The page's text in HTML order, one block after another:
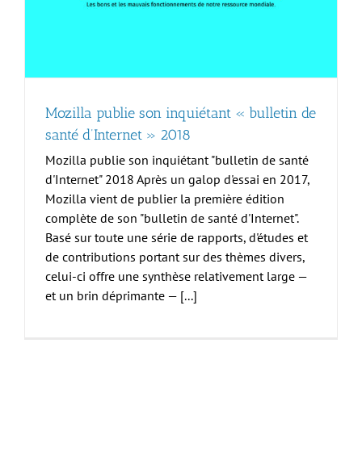
Mozilla publie son inquiétant « bulletin de
santé d’Internet » 2018
Mozilla publie son inquiétant "bulletin de santé
d'Internet" 2018 Après un galop d'essai en 2017,
Mozilla vient de publier la première édition
complète de son "bulletin de santé d'Internet".
Basé sur toute une série de rapports, d'études et
de contributions portant sur des thèmes divers,
celui-ci offre une synthèse relativement large —
et un brin déprimante — [...]